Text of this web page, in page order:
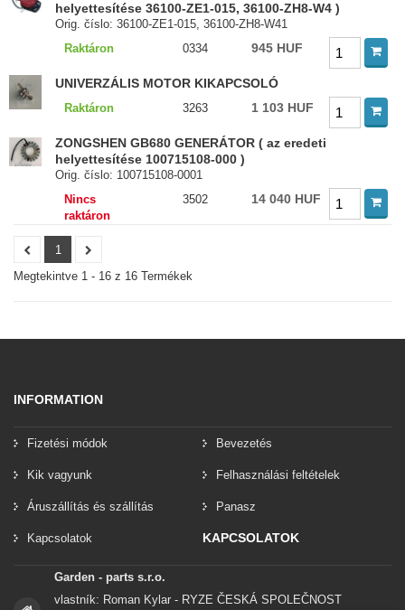
helyettesítése 36100-ZE1-015, 36100-ZH8-W4 )
Orig. číslo: 36100-ZE1-015, 36100-ZH8-W41
Raktáron
0334 945 HUF
UNIVERZÁLIS MOTOR KIKAPCSOLÓ
Raktáron 3263 1 103 HUF
ZONGSHEN GB680 GENERÁTOR ( az eredeti
helyettesítése 100715108-000 )
Orig. číslo: 100715108-0001
Nincs
raktáron
3502 14 040 HUF
1
Megtekintve 1 - 16 z 16 Termékek
INFORMATION
Fizetési módok Bevezetés
Kik vagyunk Felhasználási feltételek
Áruszállítás és szállítás Panasz
Kapcsolatok KAPCSOLATOK
Garden - parts s.r.o.
vlastník: Roman Kylar - RYZE ČESKÁ SPOLEČNOST